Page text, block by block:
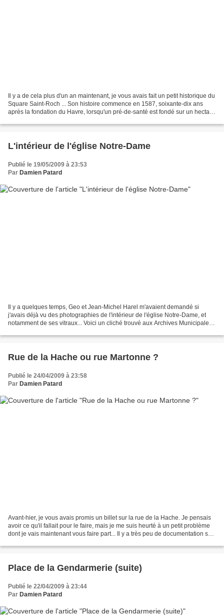
Il y a de cela plus d'un an maintenant, je vous avais fait un petit historique du
Square Saint-Roch ... Son histoire commence en 1587, soixante-dix ans
après la fondation du Havre, lorsqu'un pré-de-santé est fondé sur un hectare
L'intérieur de l'église Notre-Dame
Publié le 19/05/2009 à 23:53
Par Damien Patard
Il y a quelques temps, Geo et Jean-Michel Harel m'avaient demandé si
j'avais déjà vu des photographies de l'intérieur de l'église Notre-Dame, et
notamment de ses vitraux... Voici un cliché trouvé aux Archives Municipales
Rue de la Hache ou rue Martonne ?
Publié le 24/04/2009 à 23:58
Par Damien Patard
Avant-hier, je vous avais promis un billet sur la rue de la Hache. Je pensais
avoir ce qu'il fallait pour le faire, mais je me suis heurté à un petit problème
dont je vais maintenant vous faire part... Il y a très peu de documentation sur
Place de la Gendarmerie (suite)
Publié le 22/04/2009 à 23:44
Par Damien Patard